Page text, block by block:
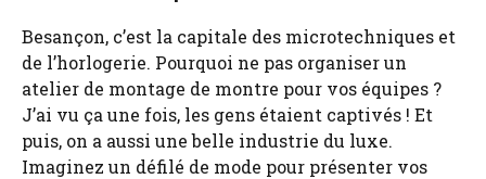
Besançon, c’est la capitale des microtechniques et
de l’horlogerie. Pourquoi ne pas organiser un
atelier de montage de montre pour vos équipes ?
J’ai vu ça une fois, les gens étaient captivés ! Et
puis, on a aussi une belle industrie du luxe.
Imaginez un défilé de mode pour présenter vos